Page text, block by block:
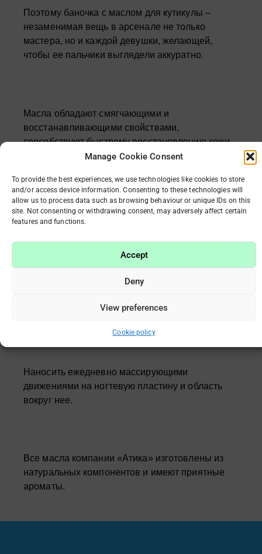
Manage Cookie Consent
To provide the best experiences, we use technologies like cookies to store
and/or access device information. Consenting to these technologies will
allow us to process data such as browsing behaviour or unique IDs on this
site. Not consenting or withdrawing consent, may adversely affect certain
features and functions.
Accept
Deny
View preferences
Cookie policy
Поэтому баночка с маслом для кутикулы –
незаменимая вещь в арсенале не только
мастера, но и каждой девушки, желающей,
чтобы ее пальчики выглядели аккуратно.
Масла обладают смягчающими и
восстанавливающими свойствами,
способствуют быстрому восстановлению кожи,
увлажняют кутикулу и предотвращают
масло для кутикулы с жожоба и витамином Е и
Наносить ежедневно массирующими
движениями на ногтевую пластину и область
вокруг нее.
Все масла компании «Атика» изготовлены из
натуральных компонентов и имеют приятные
ароматы.